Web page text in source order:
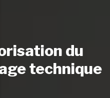
du
technique